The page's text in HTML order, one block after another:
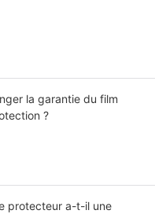
la garantie du film
?
protecteur a-t-il une